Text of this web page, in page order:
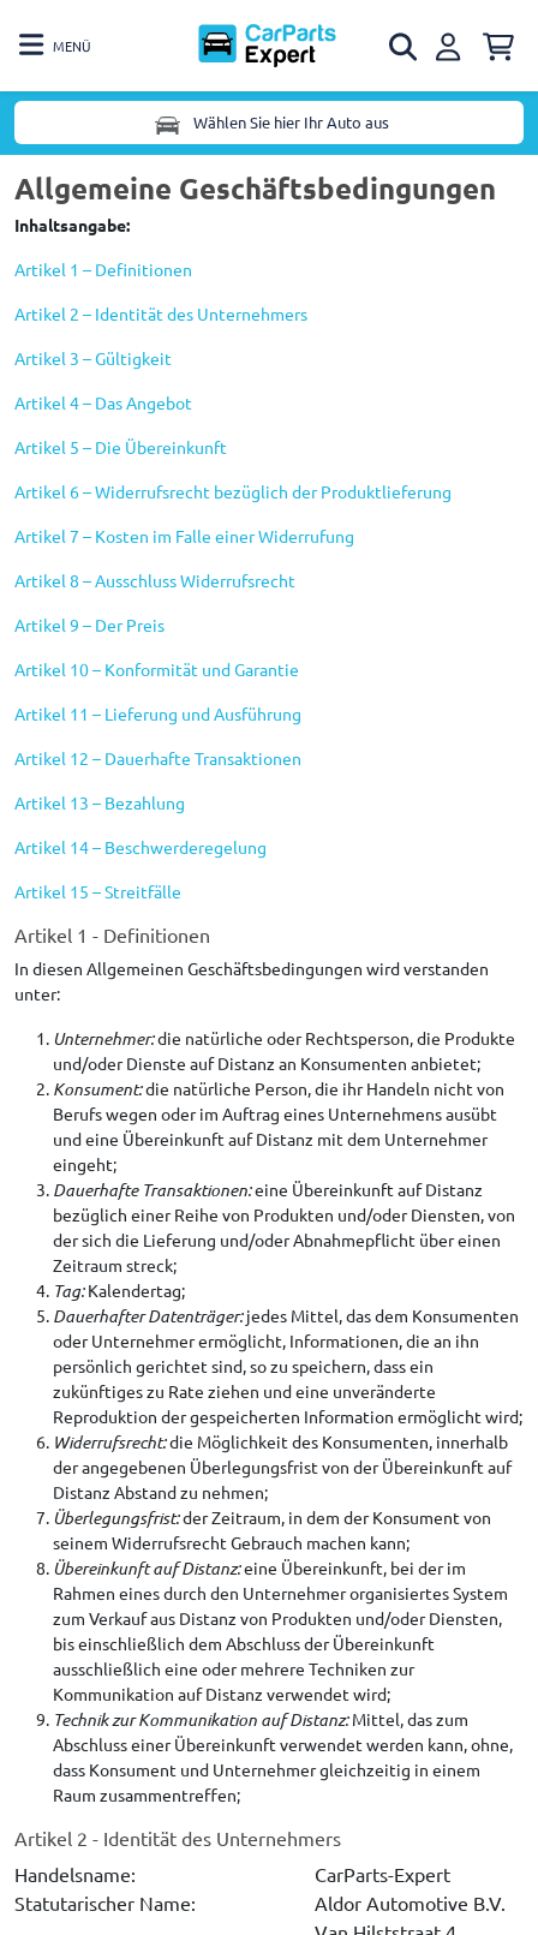
MENÜ
Wählen Sie hier Ihr Auto aus
Allgemeine Geschäftsbedingungen
Inhaltsangabe:
Artikel 1 – Definitionen
Artikel 2 – Identität des Unternehmers
Artikel 3 – Gültigkeit
Artikel 4 – Das Angebot
Artikel 5 – Die Übereinkunft
Artikel 6 – Widerrufsrecht bezüglich der Produktlieferung
Artikel 7 – Kosten im Falle einer Widerrufung
Artikel 8 – Ausschluss Widerrufsrecht
Artikel 9 – Der Preis
Artikel 10 – Konformität und Garantie
Artikel 11 – Lieferung und Ausführung
Artikel 12 – Dauerhafte Transaktionen
Artikel 13 – Bezahlung
Artikel 14 – Beschwerderegelung
Artikel 15 – Streitfälle
Artikel 1 - Definitionen
In diesen Allgemeinen Geschäftsbedingungen wird verstanden
unter:
Unternehmer:die natürliche oder Rechtsperson, die Produkte
und/oder Dienste auf Distanz an Konsumenten anbietet;
Konsument:die natürliche Person, die ihr Handeln nicht von
Berufs wegen oder im Auftrag eines Unternehmens ausübt
und eine Übereinkunft auf Distanz mit dem Unternehmer
eingeht;
Dauerhafte Transaktionen:eine Übereinkunft auf Distanz
bezüglich einer Reihe von Produkten und/oder Diensten, von
der sich die Lieferung und/oder Abnahmepflicht über einen
Zeitraum streck;
Tag:Kalendertag;
Dauerhafter Datenträger:jedes Mittel, das dem Konsumenten
oder Unternehmer ermöglicht, Informationen, die an ihn
persönlich gerichtet sind, so zu speichern, dass ein
zukünftiges zu Rate ziehen und eine unveränderte
Reproduktion der gespeicherten Information ermöglicht wird;
Widerrufsrecht:die Möglichkeit des Konsumenten, innerhalb
der angegebenen Überlegungsfrist von der Übereinkunft auf
Distanz Abstand zu nehmen;
Überlegungsfrist:der Zeitraum, in dem der Konsument von
seinem Widerrufsrecht Gebrauch machen kann;
Übereinkunft auf Distanz:eine Übereinkunft, bei der im
Rahmen eines durch den Unternehmer organisiertes System
zum Verkauf aus Distanz von Produkten und/oder Diensten,
bis einschließlich dem Abschluss der Übereinkunft
ausschließlich eine oder mehrere Techniken zur
Kommunikation auf Distanz verwendet wird;
Technik zur Kommunikation auf Distanz:Mittel, das zum
Abschluss einer Übereinkunft verwendet werden kann, ohne,
dass Konsument und Unternehmer gleichzeitig in einem
Raum zusammentreffen;
Artikel 2 - Identität des Unternehmers
Handelsname:
CarParts-Expert
Statutarischer Name:
Aldor Automotive B.V.